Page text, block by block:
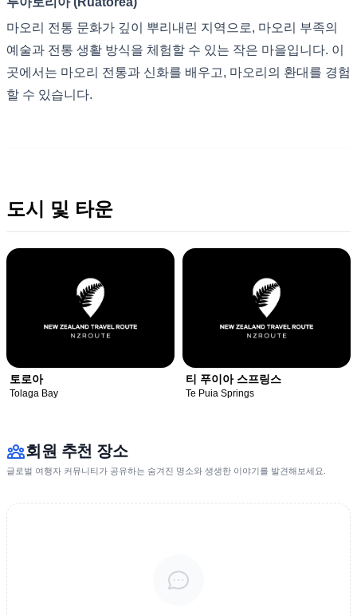
마오리 전통 문화가 깊이 뿌리내린 지역으로, 마오리 부족의
예술과 전통 생활 방식을 체험할 수 있는 작은 마을입니다. 이
곳에서는 마오리 전통과 신화를 배우고, 마오리의 환대를 경험
할 수 있습니다.
도시 및 타운
토로아
Tolaga Bay
티 푸이아 스프링스
Te Puia Springs
회원 추천 장소
글로벌 여행자 커뮤니티가 공유하는 숨겨진 명소와 생생한 이야기를 발견해보세요.